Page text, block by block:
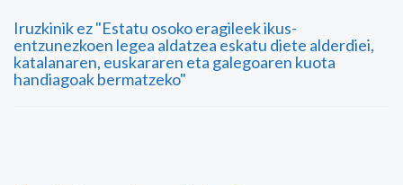
Iruzkinik ez "Estatu osoko eragileek ikus-
entzunezkoen legea aldatzea eskatu diete alderdiei,
katalanaren, euskararen eta galegoaren kuota
handiagoak bermatzeko"